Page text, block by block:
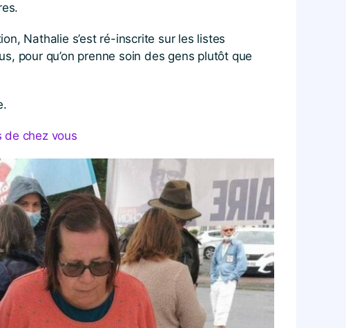
Nathalie s’est ré-inscrite sur les listes
pour qu’on prenne soin des gens plutôt que
de chez vous